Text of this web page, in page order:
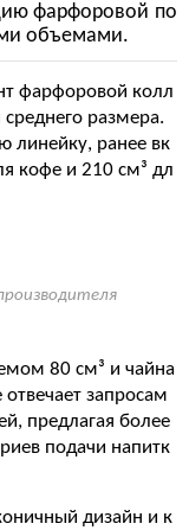
фарфоровой по
объемами.
фарфоровой колл
размера.
линейку, ранее вк
кофе и 210 см³ дл
80 см³ и чайна
запросам
предлагая более
подачи напитк
дизайн и к